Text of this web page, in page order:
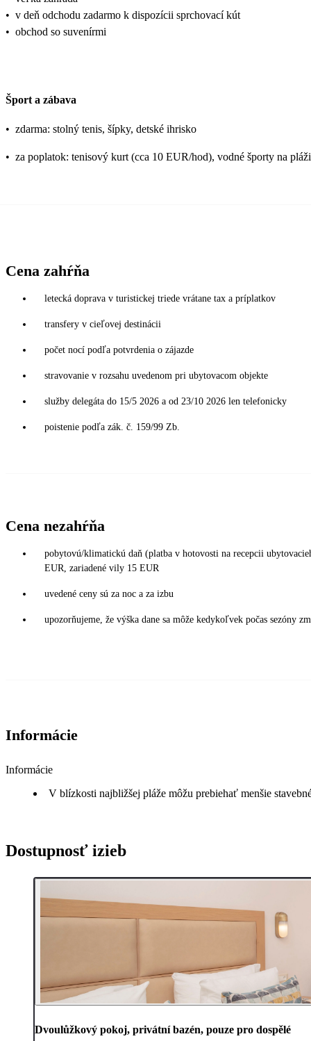
• v deň odchodu zadarmo k dispozícii sprchovací kút
• obchod so suvenírmi
Šport a zábava
• zdarma: stolný tenis, šípky, detské ihrisko
• za poplatok: tenisový kurt (cca 10 EUR/hod), vodné športy na pláži
Cena zahŕňa
letecká doprava v turistickej triede vrátane tax a príplatkov
transfery v cieľovej destinácii
počet nocí podľa potvrdenia o zájazde
stravovanie v rozsahu uvedenom pri ubytovacom objekte
služby delegáta do 15/5 2026 a od 23/10 2026 len telefonicky
poistenie podľa zák. č. 159/99 Zb.
Cena nezahŕňa
pobytovú/klimatickú daň (platba v hotovosti na recepcii
EUR, zariadené vily 15 EUR
uvedené ceny sú za noc a za izbu
upozorňujeme, že výška dane sa môže kedykoľvek počas sezóny
Informácie
Informácie
V blízkosti najbližšej pláže môžu prebiehať menšie
Dostupnosť izieb
Dvoulůžkový pokoj, privátní bazén, pouze pro dospělé